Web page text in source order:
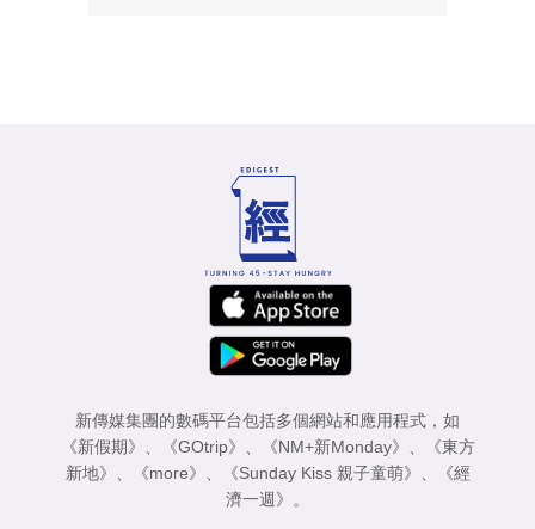
新傳媒集團的數碼平台包括多個網站和應用程式，如
《新假期》 、 《GOtrip》 、 《NM+新Monday》 、
《東方
新地》 、 《more》 、 《Sunday Kiss 親子童萌》 、
《經
濟一週》 。